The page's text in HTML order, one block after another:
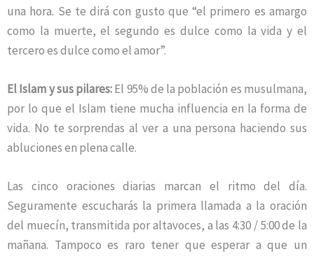
una hora. Se te dirá con gusto que “el primero es amargo
como la muerte, el segundo es dulce como la vida y el
tercero es dulce como el amor”.
El Islam y sus pilares:El 95% de la población es musulmana,
por lo que el Islam tiene mucha influencia en la forma de
vida. No te sorprendas al ver a una persona haciendo sus
abluciones en plena calle.
Las cinco oraciones diarias marcan el ritmo del día.
Seguramente escucharás la primera llamada a la oración
del muecín, transmitida por altavoces, a las 4:30 / 5:00 de la
mañana. Tampoco es raro tener que esperar a que un